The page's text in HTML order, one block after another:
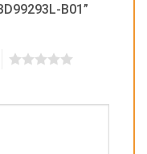
B01”